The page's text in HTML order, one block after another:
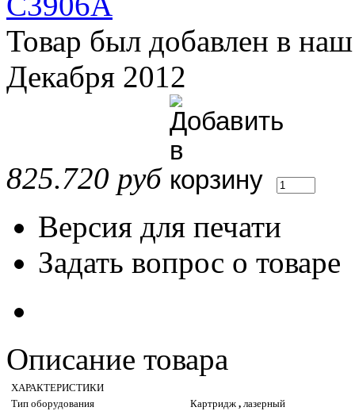
Товар был добавлен в
Декабря 2012
825.720 руб
Версия для печати
Задать вопрос о товаре
Описание товара
ХАРАКТЕРИСТИКИ
Тип оборудования
Картридж , лазерный